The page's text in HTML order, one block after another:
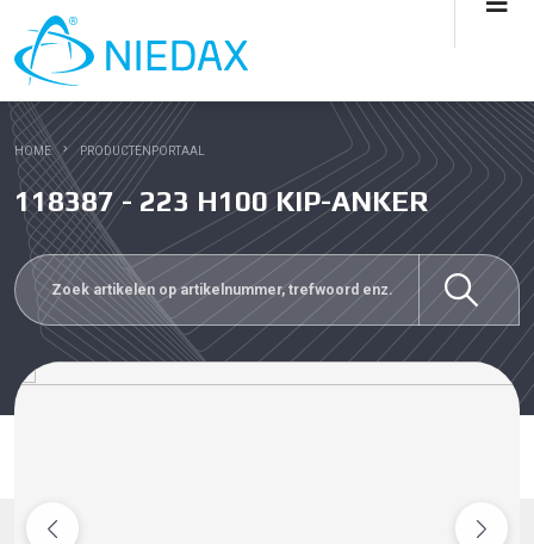
HOME PRODUCTENPORTAAL
118387 - 223 H100 KIP-ANKER